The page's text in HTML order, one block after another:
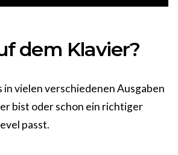
dem Klavier?
in vielen verschiedenen Ausgaben
bist oder schon ein richtiger
passt.